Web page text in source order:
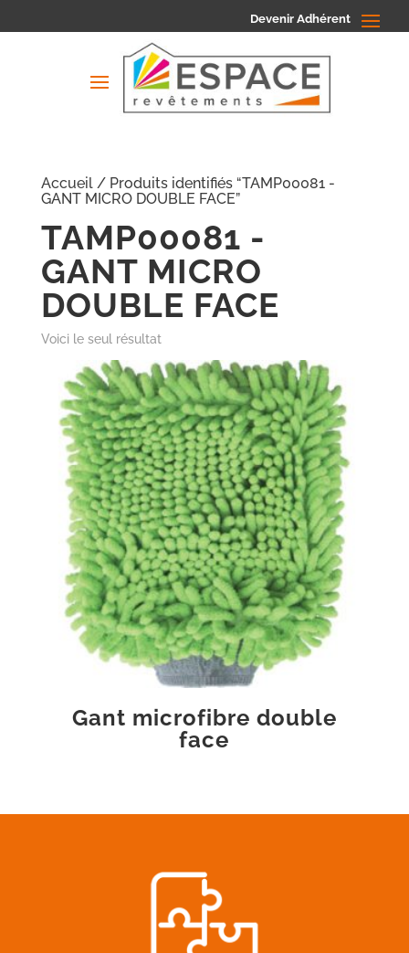
Devenir Adhérent
Accueil/ Produits identifiés “TAMP00081 -
GANT MICRO DOUBLE FACE”
TAMP00081 -
GANT MICRO
DOUBLE FACE
Voici le seul résultat
Gant microfibre double
face